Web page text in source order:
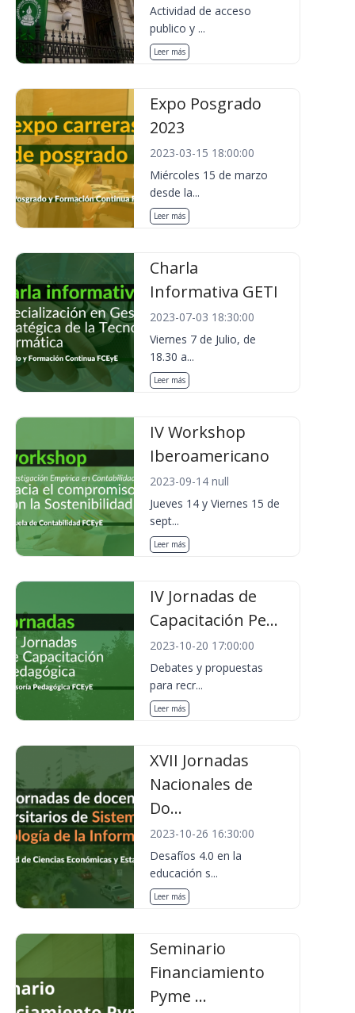
Actividad de acceso
publico y ...
Leer más
Expo Posgrado
2023
2023-03-15 18:00:00
Miércoles 15 de marzo
desde la...
Leer más
Charla
Informativa GETI
2023-07-03 18:30:00
Viernes 7 de Julio, de
18.30 a...
Leer más
IV Workshop
Iberoamericano
2023-09-14 null
Jueves 14 y Viernes 15 de
sept...
Leer más
IV Jornadas de
Capacitación Pe...
2023-10-20 17:00:00
Debates y propuestas
para recr...
Leer más
XVII Jornadas
Nacionales de
Do...
2023-10-26 16:30:00
Desafíos 4.0 en la
educación s...
Leer más
Seminario
Financiamiento
Pyme ...